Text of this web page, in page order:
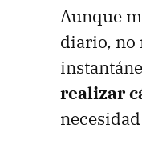
Aunque
diario, no
realizar